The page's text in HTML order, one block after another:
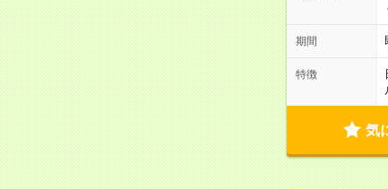
期間
特徴
気